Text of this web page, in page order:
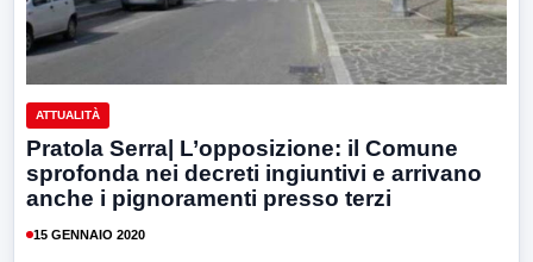
ATTUALITÀ
Pratola Serra| L’opposizione: il Comune
sprofonda nei decreti ingiuntivi e arrivano
anche i pignoramenti presso terzi
15 GENNAIO 2020